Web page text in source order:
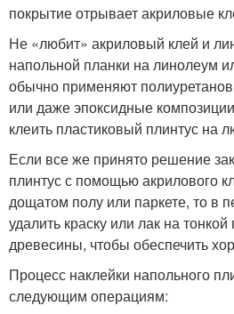
покрытие отрывает акриловые
Не «любит» акриловый клей и
напольной планки на линолеум
обычно применяют
или даже эпоксидные
клеить пластиковый плинтус на
Если все же принято решение
плинтус с помощью акрилового
дощатом полу или паркете, то в
удалить краску или лак на
древесины, чтобы обеспечить
Процесс наклейки напольного
следующим операциям: